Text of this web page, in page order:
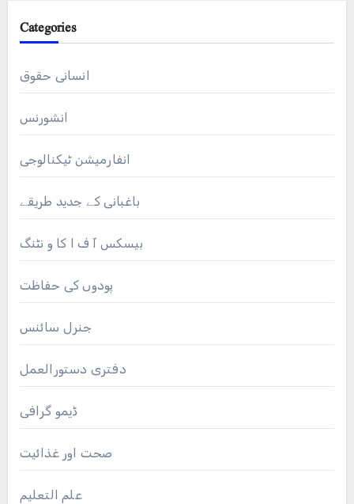
Categories
انسانی حقوق
انشورنس
انفارمیشن ٹیکنالوجی
باغبانی کے جدید طریقے
بیسکس آ ف ا کا و نٹنگ
پودوں کی حفاظت
جنرل سائنس
دفتری دستورالعمل
ڈیمو گرافی
صحت اور غذائیت
علم التعلیم